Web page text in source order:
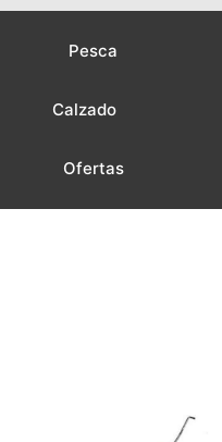
Pesca
Calzado
Ofertas